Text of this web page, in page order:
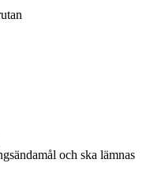
och ska lämnas